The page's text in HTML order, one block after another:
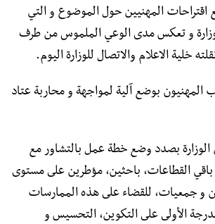
المهنيين حول الموضوع و التي
و تعكس مدى الوعي الملموس من طرف
خلية الاعلام والاتصال للوزارة اليوم.
المهنيون بوضع آلية لمواجهة و محاربة عتاد
الوزارة بصدد وضع خطة عمل بالتشاور مع
القطاعات، باحثين، مؤطرين على مستوى
و جمعيات، للقضاء على هذه الممارسات
الأولى على التكوين، التحسيس و